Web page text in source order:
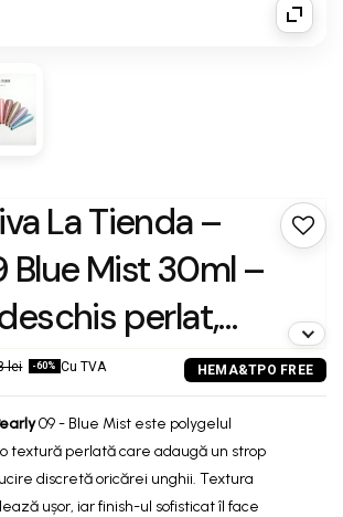
La Tienda –
Blue Mist 30ml –
perlat,
pentru
elegante și
subtilă
lei -60% Cu TVA
09 - Blue Mist este polygelul
textură perlată care adaugă un strop
discretă oricărei unghii. Textura
ușor, iar finish-ul sofisticat îl face